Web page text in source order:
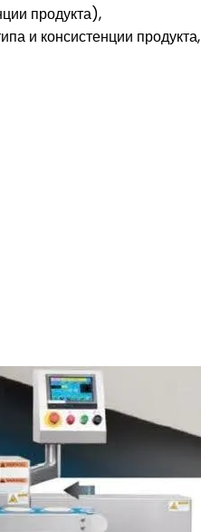
продукта),
и консистенции продукта,